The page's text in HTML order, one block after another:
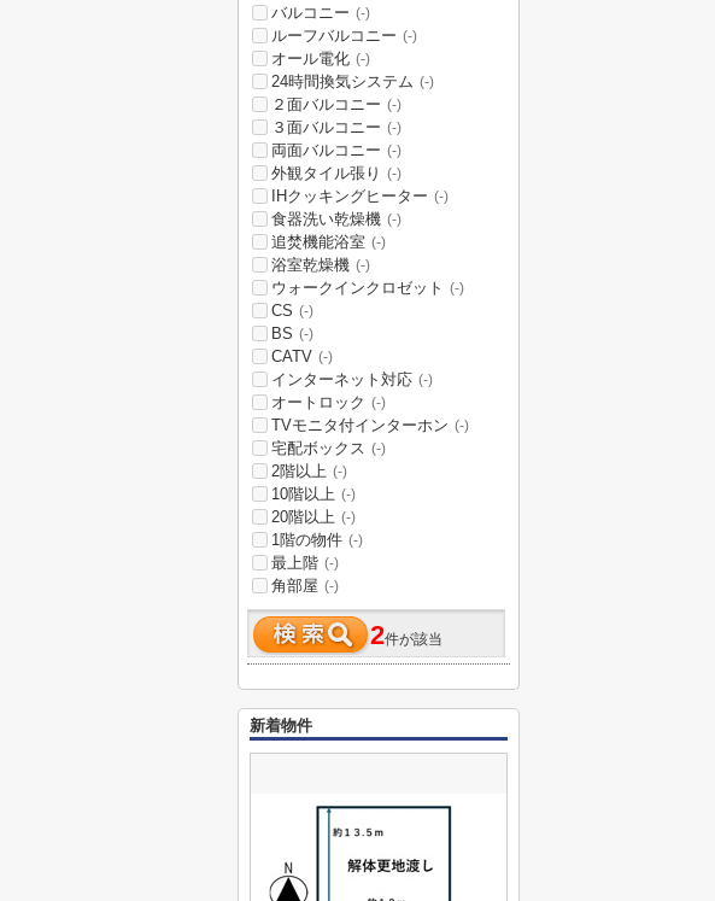
バルコニー (-)
ルーフバルコニー (-)
オール電化 (-)
24時間換気システム (-)
２面バルコニー (-)
３面バルコニー (-)
両面バルコニー (-)
外観タイル張り (-)
IHクッキングヒーター (-)
食器洗い乾燥機 (-)
追焚機能浴室 (-)
浴室乾燥機 (-)
ウォークインクロゼット (-)
CS (-)
BS (-)
CATV (-)
インターネット対応 (-)
オートロック (-)
TVモニタ付インターホン (-)
宅配ボックス (-)
2階以上 (-)
10階以上 (-)
20階以上 (-)
1階の物件 (-)
最上階 (-)
角部屋 (-)
2件が該当
新着物件